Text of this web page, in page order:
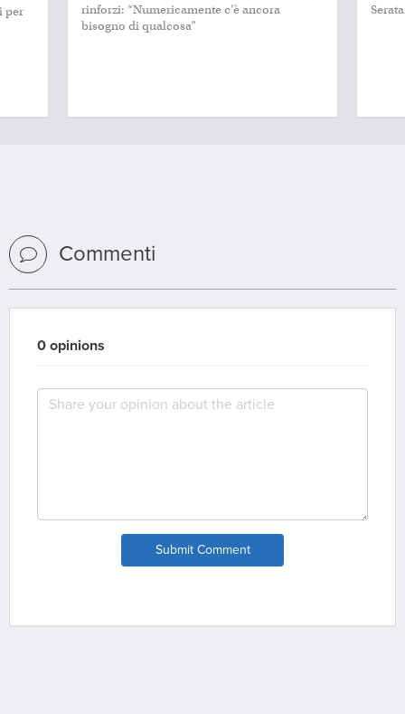
Serata difficile per i rossoneri di Amorim.
Commenti
0 opinions
Submit Comment